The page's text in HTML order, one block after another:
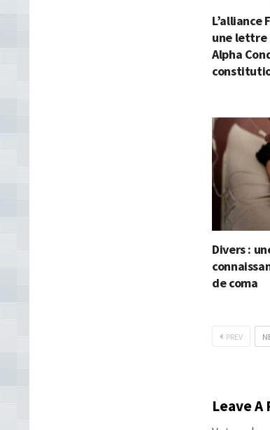
L’alliance
une lettre
Alpha
Divers :
de coma
PREV
Leave A